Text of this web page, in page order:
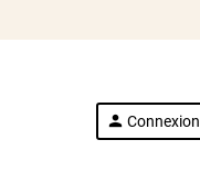
person Connexion